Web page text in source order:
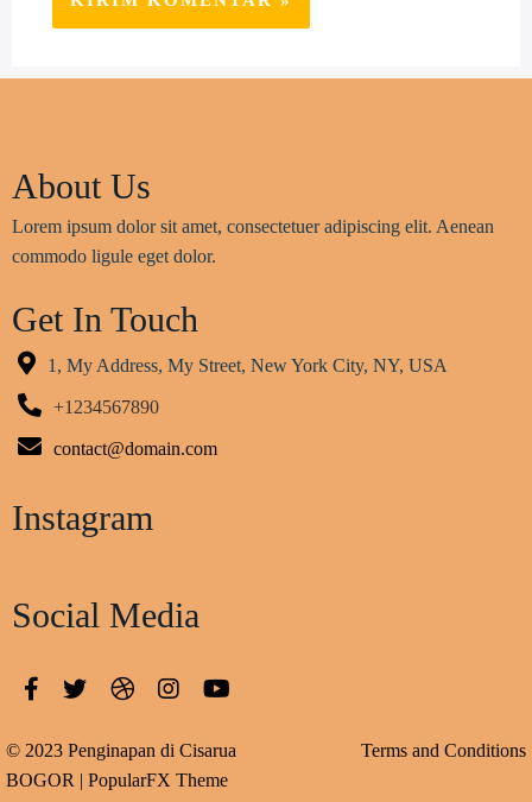
About Us
Lorem ipsum dolor sit amet, consectetuer adipiscing elit. Aenean
commodo ligule eget dolor.
Get In Touch
1, My Address, My Street, New York City, NY, USA
+1234567890
contact@domain.com
Instagram
Social Media
© 2023 Penginapan di Cisarua
BOGOR | PopularFX Theme
Terms and Conditions